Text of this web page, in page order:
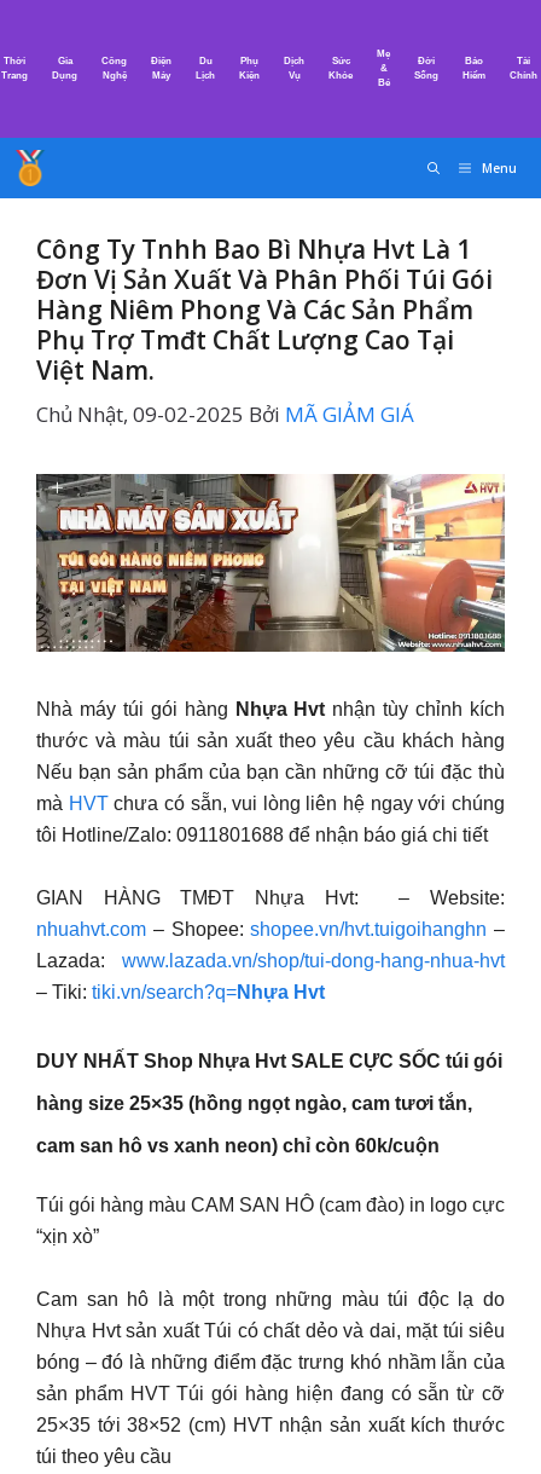
nội
Thời
Trang
Gia
Dụng
Công
Nghệ
Điện
Máy
Du
Lịch
Phụ
Kiện
Dịch
Vụ
Sức
Khỏe
Mẹ
&
Bé
Đời
Sống
Bảo
Hiểm
Tài
Chính
Menu
Công Ty Tnhh Bao Bì Nhựa Hvt Là 1
Đơn Vị Sản Xuất Và Phân Phối Túi Gói
Hàng Niêm Phong Và Các Sản Phẩm
Phụ Trợ Tmđt Chất Lượng Cao Tại
Việt Nam.
Chủ Nhật, 09-02-2025 Bởi MÃ GIẢM GIÁ
Nhà máy túi gói hàng Nhựa Hvt nhận tùy chỉnh kích
thước và màu túi sản xuất theo yêu cầu khách hàng
Nếu bạn sản phẩm của bạn cần những cỡ túi đặc thù
mà HVTchưa có sẵn, vui lòng liên hệ ngay với chúng
tôi Hotline/Zalo: 0911801688 để nhận báo giá chi tiết
GIAN HÀNG TMĐT Nhựa Hvt: – Website:
nhuahvt.com – Shopee:shopee.vn/hvt.tuigoihanghn –
Lazada: www.lazada.vn/shop/tui-dong-hang-nhua-hvt
– Tiki: tiki.vn/search?q=Nhựa Hvt
DUY NHẤT Shop Nhựa Hvt SALE CỰC SỐC túi gói
hàng size 25×35 (hồng ngọt ngào, cam tươi tắn,
cam san hô vs xanh neon) chỉ còn 60k/cuộn
Túi gói hàng màu CAM SAN HÔ (cam đào) in logo cực
“xịn xò”
Cam san hô là một trong những màu túi độc lạ do
Nhựa Hvt sản xuất Túi có chất dẻo và dai, mặt túi siêu
bóng – đó là những điểm đặc trưng khó nhầm lẫn của
sản phẩm HVT Túi gói hàng hiện đang có sẵn từ cỡ
25×35 tới 38×52 (cm) HVT nhận sản xuất kích thước
túi theo yêu cầu